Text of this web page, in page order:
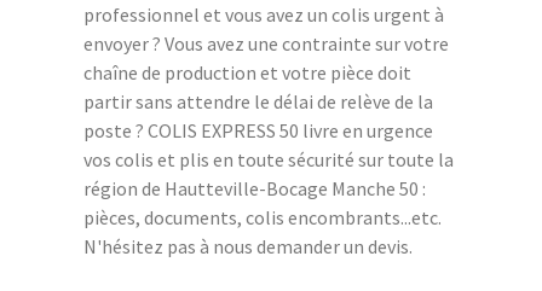
professionnel et vous avez un colis urgent à
envoyer ? Vous avez une contrainte sur votre
chaîne de production et votre pièce doit
partir sans attendre le délai de relève de la
poste ? COLIS EXPRESS 50 livre en urgence
vos colis et plis en toute sécurité sur toute la
région de Hautteville-Bocage Manche 50 :
pièces, documents, colis encombrants...etc.
N'hésitez pas à nous demander un devis.